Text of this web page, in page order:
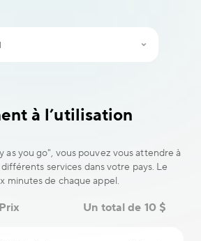
à l’utilisation
as you go", vous pouvez vous attendre à
services dans votre pays. Le
minutes de chaque appel.
Prix Un total de 10 $